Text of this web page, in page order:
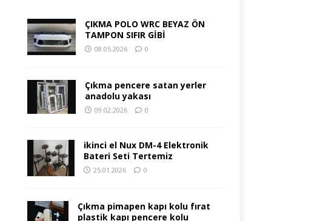
ÇIKMA POLO WRC BEYAZ ÖN
TAMPON SIFIR GİBİ
08.05.2026 0
Çıkma pencere satan yerler
anadolu yakası
09.02.2026 0
ikinci el Nux DM-4 Elektronik
Bateri Seti Tertemiz
25.01.2026 0
Çıkma pimapen kapı kolu fırat
plastik kapı pencere kolu